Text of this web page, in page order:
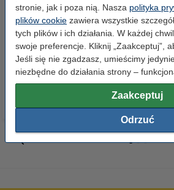
stronie, jak i poza nią. Nasza polityka
plików cookie zawiera wszystkie
tych plików i ich działania. W każdej
swoje preferencje. Kliknij „Zaakceptuj”,
Jeśli się nie zgadzasz, umieścimy
niezbędne do działania strony –
Zaakceptuj
Odrzuć
Etykiety wysyłkowe A6 (105 x
148 mm), 100 etykiet, 123drukuj
14,90 zł z VAT